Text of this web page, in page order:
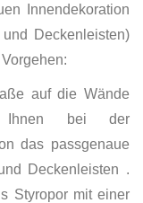
Innendekoration
Deckenleisten)
auf die Wände
Ihnen bei der
das passgenaue
Deckenleisten .
Styropor mit einer